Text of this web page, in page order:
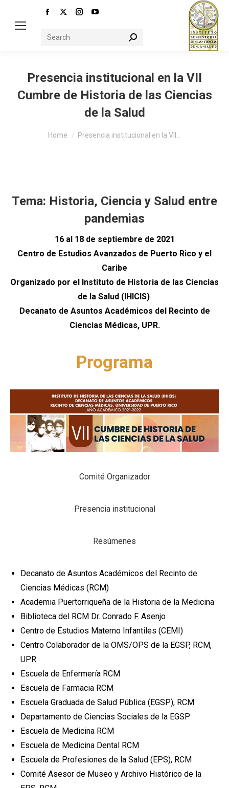
Facebook
window
X
new
window
Instagram
new
window
YouTube
new
window
Search:
Presencia institucional en la VII
Cumbre de Historia de las Ciencias
de la Salud
You are here:
Home Presencia institucional en la VII…
Tema: Historia, Ciencia y Salud entre
pandemias
16 al 18 de septiembre de 2021
Centro de Estudios Avanzados de Puerto Rico y el
Caribe
Organizado por el Instituto de Historia de las Ciencias
de la Salud (IHICIS)
Decanato de Asuntos Académicos del Recinto de
Ciencias Médicas, UPR.
Programa
Comité Organizador
Presencia institucional
Resúmenes
Decanato de Asuntos Académicos del Recinto de
Ciencias Médicas (RCM)
Academia Puertorriqueña de la Historia de la Medicina
Biblioteca del RCM Dr. Conrado F. Asenjo
Centro de Estudios Materno Infantiles (CEMI)
Centro Colaborador de la OMS/OPS de la EGSP, RCM,
UPR
Escuela de Enfermería RCM
Escuela de Farmacia RCM
Escuela Graduada de Salud Pública (EGSP), RCM
Departamento de Ciencias Sociales de la EGSP
Escuela de Medicina RCM
Escuela de Medicina Dental RCM
Escuela de Profesiones de la Salud (EPS), RCM
Comité Asesor de Museo y Archivo Histórico de la